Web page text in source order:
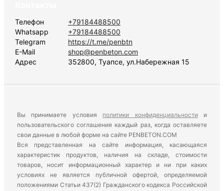
Телефон
+79184488500
Whatsapp
+79184488500
Telegram
https://t.me/penbtn
E-Mail
shop@penbeton.com
Адрес
352800, Туапсе, ул.Набережная 15
Вы принимаете условия политики конфиденциальностии
пользовательского соглашения каждый раз, когда оставляете
свои данные в любой форме на сайте PENBETON.COM
Вся представленная на сайте информация, касающаяся
характеристик продуктов, наличия на складе, стоимости
товаров, носит информационный характер и ни при каких
условиях не является публичной офертой, определяемой
положениями Статьи 437(2) Гражданского кодекса Российской